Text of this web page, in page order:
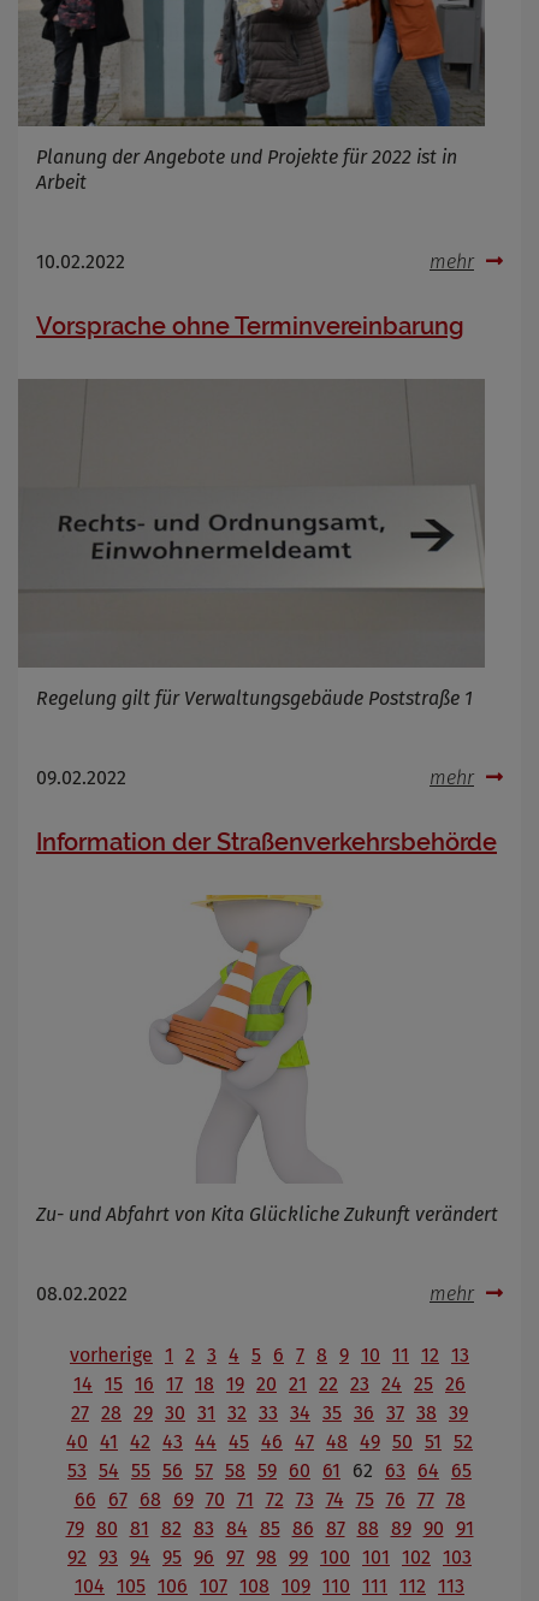
Planung der Angebote und Projekte für 2022 ist in
Arbeit
10.02.2022 mehr
Vorsprache ohne Terminvereinbarung
Regelung gilt für Verwaltungsgebäude Poststraße 1
09.02.2022 mehr
Information der Straßenverkehrsbehörde
Zu- und Abfahrt von Kita Glückliche Zukunft verändert
08.02.2022 mehr
vorherige 1 2 3 4 5 6 7 8 9 10 11 12 13
14 15 16 17 18 19 20 21 22 23 24 25 26
27 28 29 30 31 32 33 34 35 36 37 38 39
40 41 42 43 44 45 46 47 48 49 50 51
52
53 54 55 56 57 58 59 60 61 62 63 64
65
66
67 68 69 70 71 72 73 74 75 76 77 78
79 80 81 82 83 84 85 86 87 88 89 90 91
92 93 94 95 96 97 98 99 100 101 102 103
104 105 106 107 108 109 110 111 112 113